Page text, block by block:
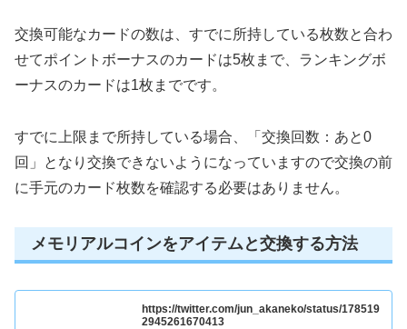
交換可能なカードの数は、すでに所持している枚数と合わ
せてポイントボーナスのカードは5枚まで、ランキングボ
ーナスのカードは1枚までです。
すでに上限まで所持している場合、「交換回数：あと0
回」となり交換できないようになっていますので交換の前
に手元のカード枚数を確認する必要はありません。
メモリアルコインをアイテムと交換する方法
https://twitter.com/jun_akaneko/status/178519
2945261670413